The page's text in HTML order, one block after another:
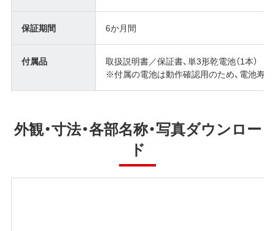
保証期間 6か月間
付属品
取扱説明書／保証書、単3形乾電池（1本）
※付属の電池は動作確認用のため、電池寿
外観・寸法・各部名称・写真ダウンロー
ド